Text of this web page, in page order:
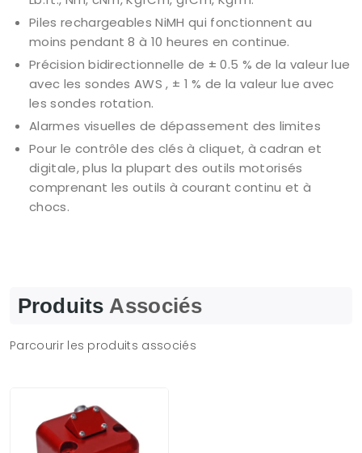
Piles rechargeables NiMH qui fonctionnent au
moins pendant 8 à 10 heures en continue.
Précision bidirectionnelle de ± 0.5 % de la valeur lue
avec les sondes AWS , ± 1 % de la valeur lue avec
les sondes rotation.
Alarmes visuelles de dépassement des limites
Pour le contrôle des clés à cliquet, à cadran et
digitale, plus la plupart des outils motorisés
comprenant les outils à courant continu et à
chocs.
ProduitsAssociés
Parcourir les produits associés